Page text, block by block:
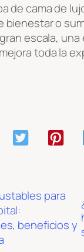
de cama de
bienestar o
escala,
toda la
para
beneficios y